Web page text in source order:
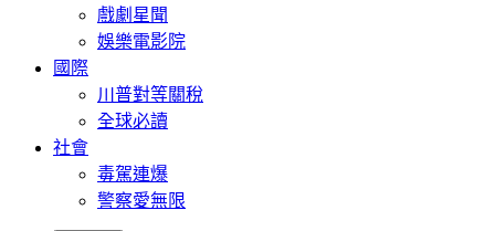
戲劇星聞
娛樂電影院
國際
川普對等關稅
全球必讀
社會
毒駕連爆
警察愛無限